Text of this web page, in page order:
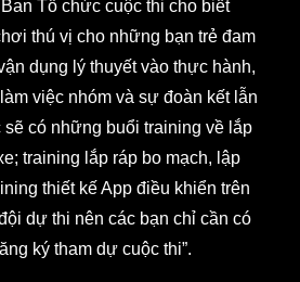
Tổ chức cuộc thi cho biết
thú vị cho những bạn trẻ đam
dụng lý thuyết vào thực hành,
việc nhóm và sự đoàn kết lẫn
có những buổi training về lắp
training lắp ráp bo mạch, lập
thiết kế App điều khiển trên
dự thi nên các bạn chỉ cần có
ký tham dự cuộc thi”.